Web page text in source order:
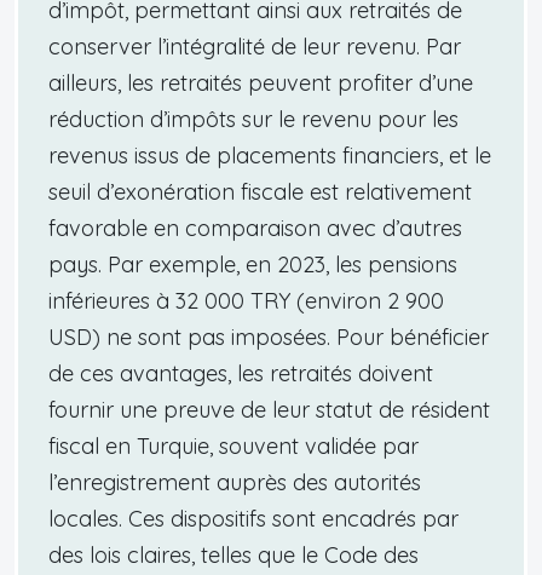
d’impôt, permettant ainsi aux retraités de
conserver l’intégralité de leur revenu. Par
ailleurs, les retraités peuvent profiter d’une
réduction d’impôts sur le revenu pour les
revenus issus de placements financiers, et le
seuil d’exonération fiscale est relativement
favorable en comparaison avec d’autres
pays. Par exemple, en 2023, les pensions
inférieures à 32 000 TRY (environ 2 900
USD) ne sont pas imposées. Pour bénéficier
de ces avantages, les retraités doivent
fournir une preuve de leur statut de résident
fiscal en Turquie, souvent validée par
l’enregistrement auprès des autorités
locales. Ces dispositifs sont encadrés par
des lois claires, telles que le Code des